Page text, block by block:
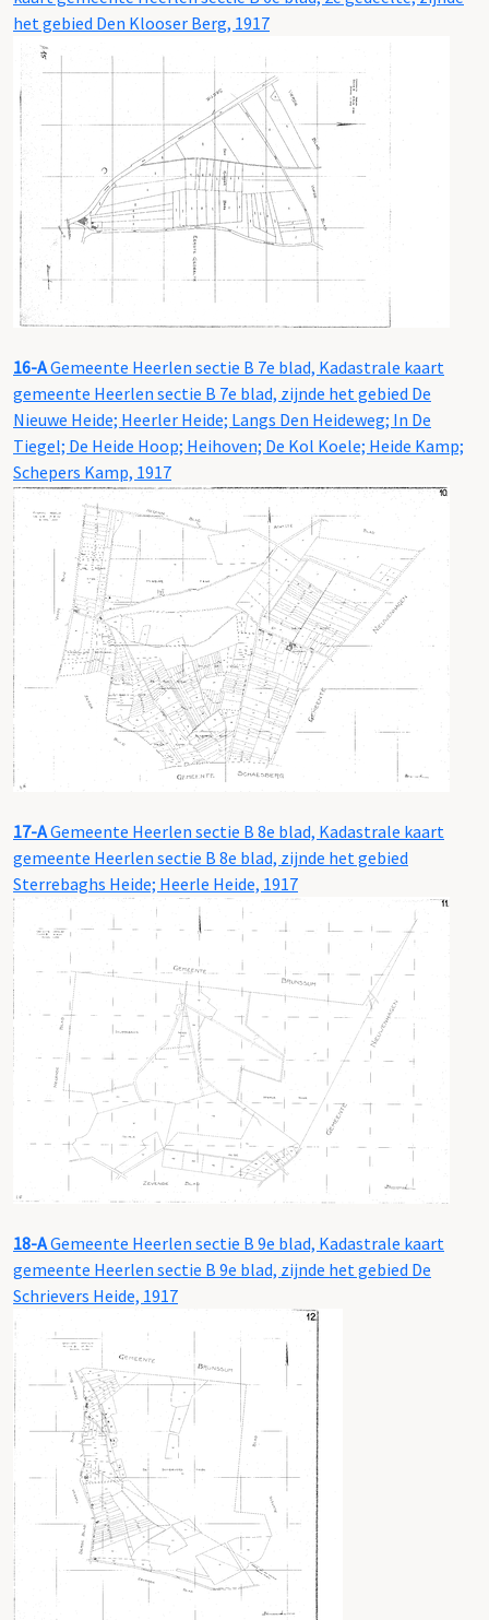
het gebied Den Klooser Berg, 1917
16-AGemeente Heerlen sectie B 7e blad, Kadastrale kaart
gemeente Heerlen sectie B 7e blad, zijnde het gebied De
Nieuwe Heide; Heerler Heide; Langs Den Heideweg; In De
Tiegel; De Heide Hoop; Heihoven; De Kol Koele; Heide Kamp;
Schepers Kamp, 1917
17-AGemeente Heerlen sectie B 8e blad, Kadastrale kaart
gemeente Heerlen sectie B 8e blad, zijnde het gebied
Sterrebaghs Heide; Heerle Heide, 1917
18-AGemeente Heerlen sectie B 9e blad, Kadastrale kaart
gemeente Heerlen sectie B 9e blad, zijnde het gebied De
Schrievers Heide, 1917